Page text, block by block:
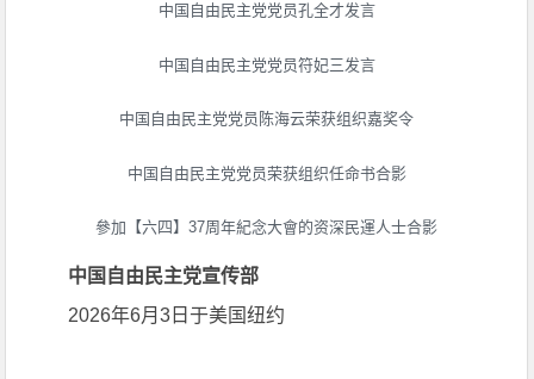
中国自由民主党党员孔全才发言
中国自由民主党党员符妃三发言
中国自由民主党党员陈海云荣获组织嘉奖令
中国自由民主党党员荣获组织任命书合影
參加【六四】37周年紀念大會的资深民運人士合影
中国自由民主党宣传部
2026年6月3日于美国纽约